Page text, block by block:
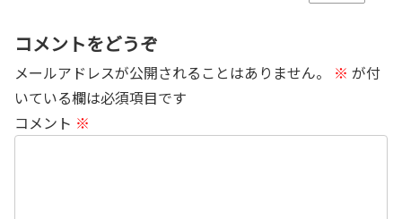
コメントをどうぞ
メールアドレスが公開されることはありません。 ※ が付
いている欄は必須項目です
コメント ※